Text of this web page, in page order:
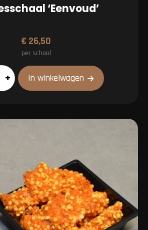
‘Eenvoud’
€ 26,50
per schaal
+ In winkelwagen